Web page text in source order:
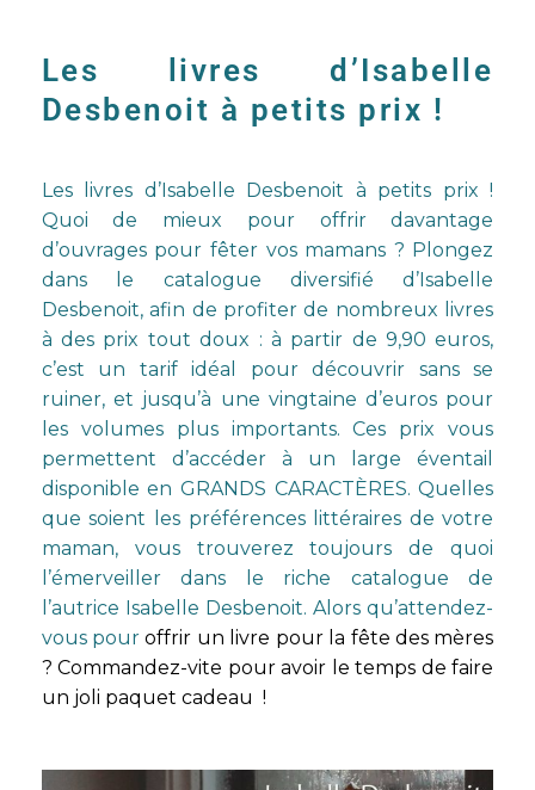
Les livres d’Isabelle
Desbenoit à petits prix !
Les livres d’Isabelle Desbenoit à petits prix !
Quoi de mieux pour offrir davantage
d’ouvrages pour fêter vos mamans ? Plongez
dans le catalogue diversifié d’Isabelle
Desbenoit, afin de profiter de nombreux livres
à des prix tout doux : à partir de 9,90 euros,
c’est un tarif idéal pour découvrir sans se
ruiner, et jusqu’à une vingtaine d’euros pour
les volumes plus importants. Ces prix vous
permettent d’accéder à un large éventail
disponible en GRANDS CARACTÈRES. Quelles
que soient les préférences littéraires de votre
maman, vous trouverez toujours de quoi
l’émerveiller dans le riche catalogue de
l’autrice Isabelle Desbenoit. Alors qu’attendez-
vous pouroffrir un livre pour la fête des mères
? Commandez-vite pour avoir le temps de faire
un joli paquet cadeau !